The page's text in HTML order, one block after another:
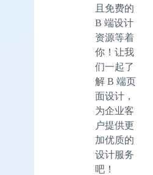
且免费的
B 端设计
资源等着
你！让我
们一起了
解 B 端页
面设计，
为企业客
户提供更
加优质的
设计服务
吧！